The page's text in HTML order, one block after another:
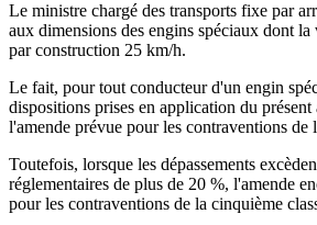
Le ministre chargé des transports fixe par
aux dimensions des engins spéciaux dont la
par construction 25 km/h.
Le fait, pour tout conducteur d'un engin
dispositions prises en application du
l'amende prévue pour les contraventions de
Toutefois, lorsque les dépassements
réglementaires de plus de 20 %, l'amende
pour les contraventions de la cinquième